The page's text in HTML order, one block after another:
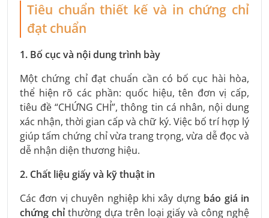
Tiêu chuẩn thiết kế và in chứng chỉ
đạt chuẩn
1. Bố cục và nội dung trình bày
Một chứng chỉ đạt chuẩn cần có bố cục hài hòa,
thể hiện rõ các phần: quốc hiệu, tên đơn vị cấp,
tiêu đề “CHỨNG CHỈ”, thông tin cá nhân, nội dung
xác nhận, thời gian cấp và chữ ký. Việc bố trí hợp lý
giúp tấm chứng chỉ vừa trang trọng, vừa dễ đọc và
dễ nhận diện thương hiệu.
2. Chất liệu giấy và kỹ thuật in
Các đơn vị chuyên nghiệp khi xây dựng báo giá in
chứng chỉ thường dựa trên loại giấy và công nghệ